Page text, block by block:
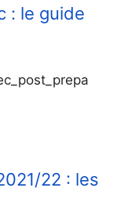
: le guide
22 : les